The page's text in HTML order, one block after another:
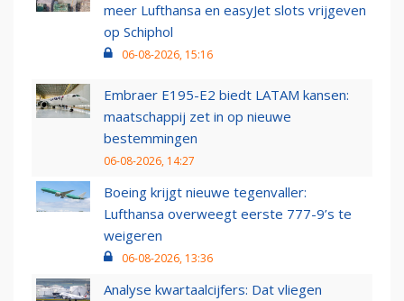
meer Lufthansa en easyJet slots vrijgeven
op Schiphol
06-08-2026, 15:16
Embraer E195-E2 biedt LATAM kansen:
maatschappij zet in op nieuwe
bestemmingen
06-08-2026, 14:27
Boeing krijgt nieuwe tegenvaller:
Lufthansa overweegt eerste 777-9’s te
weigeren
06-08-2026, 13:36
Analyse kwartaalcijfers: Dat vliegen